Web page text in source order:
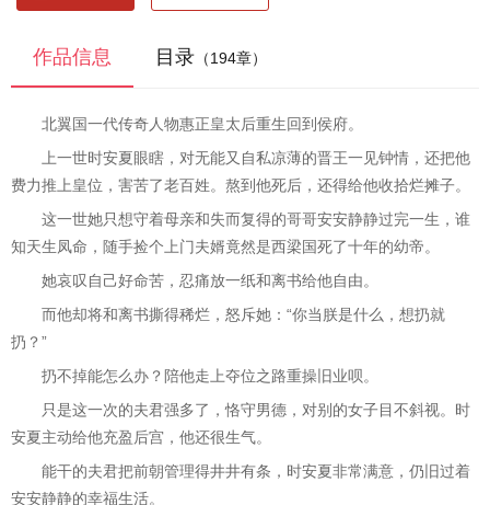
作品信息 目录 （194章）
北翼国一代传奇人物惠正皇太后重生回到侯府。
上一世时安夏眼瞎，对无能又自私凉薄的晋王一见钟情，还把他
费力推上皇位，害苦了老百姓。熬到他死后，还得给他收拾烂摊子。
这一世她只想守着母亲和失而复得的哥哥安安静静过完一生，谁
知天生凤命，随手捡个上门夫婿竟然是西梁国死了十年的幼帝。
她哀叹自己好命苦，忍痛放一纸和离书给他自由。
而他却将和离书撕得稀烂，怒斥她：“你当朕是什么，想扔就
扔？”
扔不掉能怎么办？陪他走上夺位之路重操旧业呗。
只是这一次的夫君强多了，恪守男德，对别的女子目不斜视。时
安夏主动给他充盈后宫，他还很生气。
能干的夫君把前朝管理得井井有条，时安夏非常满意，仍旧过着
安安静静的幸福生活。